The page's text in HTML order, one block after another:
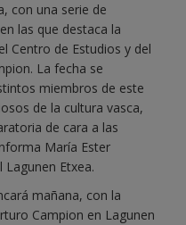
con una serie de
las que destaca la
Centro de Estudios y del
La fecha se
miembros de este
de la cultura vasca,
de cara a las
María Ester
Etxea.
mañana, con la
Campion en Lagunen